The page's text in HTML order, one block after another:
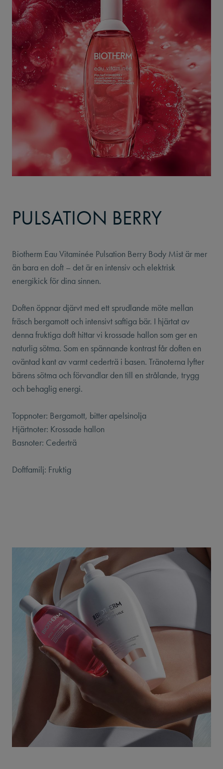
PULSATION BERRY
Biotherm Eau Vitaminée Pulsation Berry Body Mist är mer
än bara en doft – det är en intensiv och elektrisk
energikick för dina sinnen.
Doften öppnar djärvt med ett sprudlande möte mellan
fräsch bergamott och intensivt saftiga bär. I hjärtat av
denna fruktiga doft hittar vi krossade hallon som ger en
naturlig sötma. Som en spännande kontrast får doften en
oväntad kant av varmt cederträ i basen. Tränoterna lyfter
bärens sötma och förvandlar den till en strålande, trygg
och behaglig energi.
Toppnoter: Bergamott, bitter apelsinolja
Hjärtnoter: Krossade hallon
Basnoter: Cederträ
Doftfamilj: Fruktig